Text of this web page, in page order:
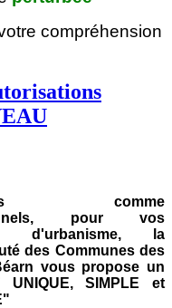
compréhension
comme
pour vos
d'urbanisme, la
des Communes des
vous propose un
UNIQUE, SIMPLE et